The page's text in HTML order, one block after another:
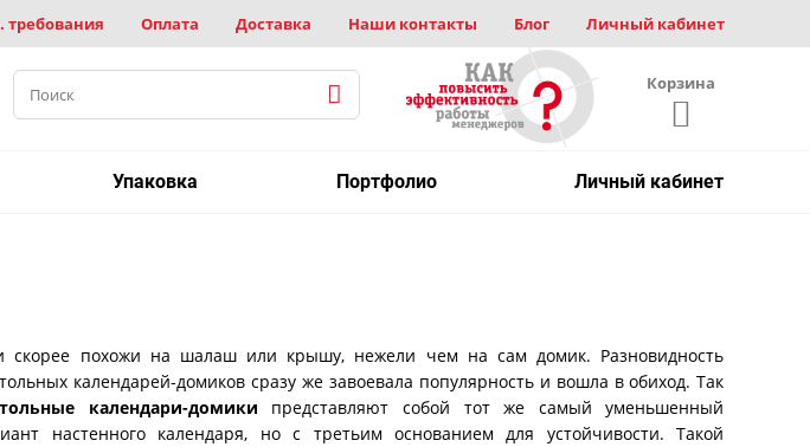
требования Оплата Доставка Наши контакты Блог Личный кабинет
Корзина
Упаковка Портфолио Личный кабинет
скорее похожи на шалаш или крышу, нежели чем на сам домик. Разновидность
календарей-домиков сразу же завоевала популярность и вошла в обиход. Так
календари-домики представляют собой тот же самый уменьшенный
настенного календаря, но с третьим основанием для устойчивости. Такой